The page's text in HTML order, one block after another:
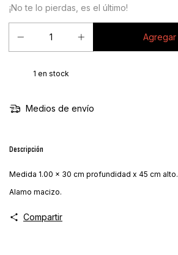
¡No te lo pierdas, es el último!
1 en stock
Medios de envío
Descripción
Medida 1.00 x 30 cm profundidad x 45 cm alto.
Alamo macizo.
Compartir